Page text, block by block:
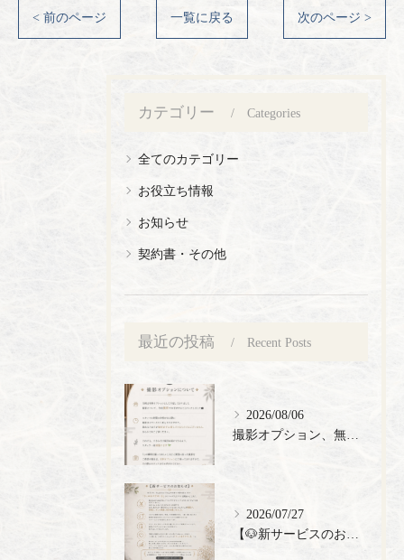
< 前のページ 一覧に戻る 次のページ >
カテゴリー Categories
全てのカテゴリー
お役立ち情報
お知らせ
契約書・その他
最近の投稿 Recent Posts
2026/08/06
2026/07/27